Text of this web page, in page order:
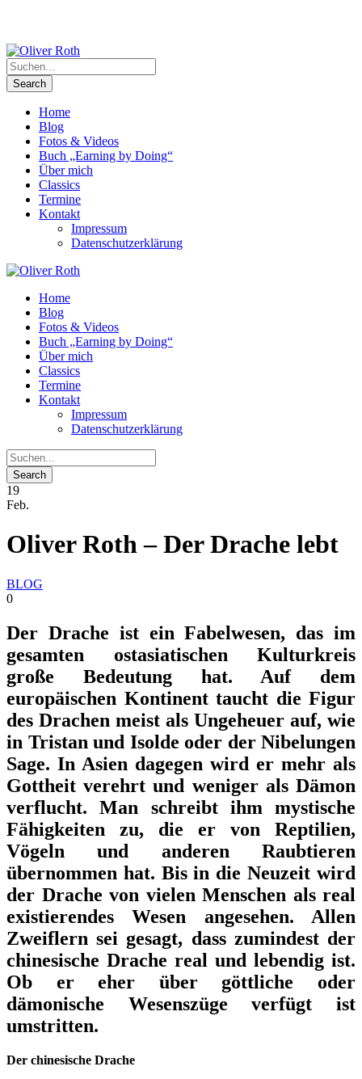
Home
Blog
Fotos & Videos
Buch „Earning by Doing“
Über mich
Classics
Termine
Kontakt
Impressum
Datenschutzerklärung
Home
Blog
Fotos & Videos
Buch „Earning by Doing“
Über mich
Classics
Termine
Kontakt
Impressum
Datenschutzerklärung
19
Feb.
Oliver Roth – Der Drache lebt
BLOG
0
Der Drache ist ein Fabelwesen, das im
gesamten ostasiatischen Kulturkreis
große Bedeutung hat. Auf dem
europäischen Kontinent taucht die Figur
des Drachen meist als Ungeheuer auf, wie
in Tristan und Isolde oder der Nibelungen
Sage. In Asien dagegen wird er mehr als
Gottheit verehrt und weniger als Dämon
verflucht. Man schreibt ihm mystische
Fähigkeiten zu, die er von Reptilien,
Vögeln und anderen Raubtieren
übernommen hat. Bis in die Neuzeit wird
der Drache von vielen Menschen als real
existierendes Wesen angesehen. Allen
Zweiflern sei gesagt, dass zumindest der
chinesische Drache real und lebendig ist.
Ob er eher über göttliche oder
dämonische Wesenszüge verfügt ist
umstritten.
Der chinesische Drache